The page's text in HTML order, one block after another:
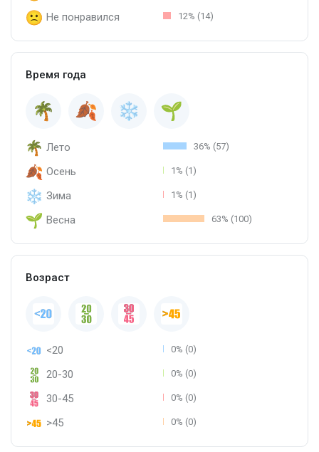
Не понравился 12% (14)
Время года
Лето 36% (57)
Осень 1% (1)
Зима 1% (1)
Весна 63% (100)
Возраст
<20 0% (0)
20-30 0% (0)
30-45 0% (0)
>45 0% (0)